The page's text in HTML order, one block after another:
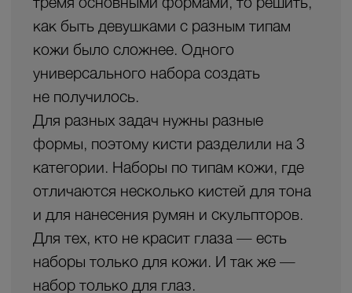
можно взять с собой.
ДЕВИЗ БРЕНДА — НАСЛАЖДАТЬСЯ
ПРОЦЕССОМ МАКИЯЖА И СВОЕЙ
КРАСОТОЙ!
Labrush — это кисти, с которыми просто,
ведь они максимально решают все проблемы
в макияже. Созданы для каждой девушки,
чтобы легко и быстро создавать
качественный профессиональный макияж